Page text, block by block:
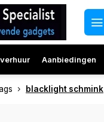
Aanbiedingen
blacklight schmink